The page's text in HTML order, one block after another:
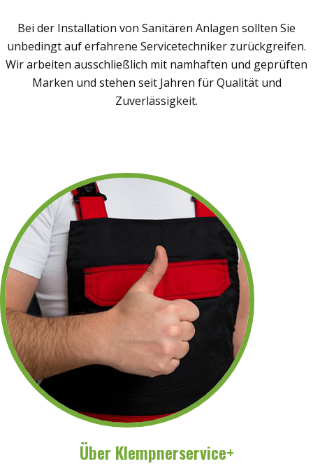
Bei der Installation von Sanitären Anlagen sollten Sie
unbedingt auf erfahrene Servicetechniker zurückgreifen.
Wir arbeiten ausschließlich mit namhaften und geprüften
Marken und stehen seit Jahren für Qualität und
Zuverlässigkeit.
Über Klempnerservice+